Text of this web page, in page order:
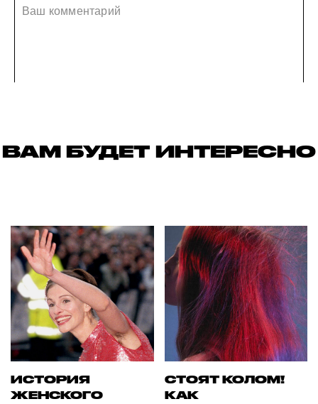
ВАМ БУДЕТ ИНТЕРЕСНО
ИСТОРИЯ
ЖЕНСКОГО
СТОЯТ КОЛОМ!
КАК